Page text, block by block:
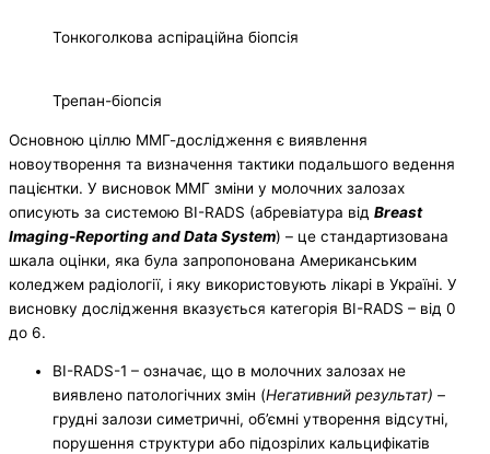
Тонкоголкова аспіраційна біопсія
Трепан-біопсія
Основною ціллю ММГ-дослідження є виявлення
новоутворення та визначення тактики подальшого ведення
пацієнтки. У висновок ММГ зміни у молочних залозах
описують за системою BI-RADS (абревіатура від Breast
Imaging-Reporting and Data System) – це стандартизована
шкала оцінки, яка була запропонована Американським
коледжем радіології, і яку використовують лікарі в Україні. У
висновку дослідження вказується категорія BI-RADS – від 0
до 6.
BI-RADS-1 – означає, що в молочних залозах не
виявлено патологічних змін (Негативний результат) –
грудні залози симетричні, об’ємні утворення відсутні,
порушення структури або підозрілих кальцифікатів